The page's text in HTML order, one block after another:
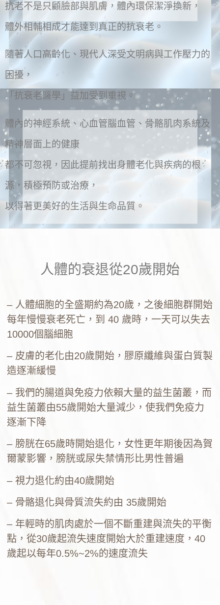
抗老不是只顧臉部與肌膚，體內環保潔淨換新，
體外相輔相成才能達到真正的抗衰老。
隨著人口高齡化、現代人深受文明病與工作壓力的
困擾，
「抗衰老醫學」益加受到重視。
體內的神經系統、心血管腦血管、骨骼肌肉系統及
精神層面上的健康
都不可忽視，因此提前找出身體老化與疾病的根
源，積極預防或治療，
以得著更美好的生活與生命品質。
人體的衰退從20歲開始
– 人體細胞的全盛期約為20歲，之後細胞群開始
每年慢慢衰老死亡，到 40 歲時，一天可以失去
10000個腦細胞
– 皮膚的老化由20歲開始，膠原纖維與蛋白質製
造逐漸緩慢
– 我們的腸道與免疫力依賴大量的益生菌叢，而
益生菌叢由55歲開始大量減少，使我們免疫力
逐漸下降
– 膀胱在65歲時開始退化，女性更年期後因為賀
爾蒙影響，膀胱或尿失禁情形比男性普遍
– 視力退化約由40歲開始
– 骨骼退化與骨質流失約由 35歲開始
– 年輕時的肌肉處於一個不斷重建與流失的平衡
點，從30歲起流失速度開始大於重建速度，40
歲起以每年0.5%~2%的速度流失